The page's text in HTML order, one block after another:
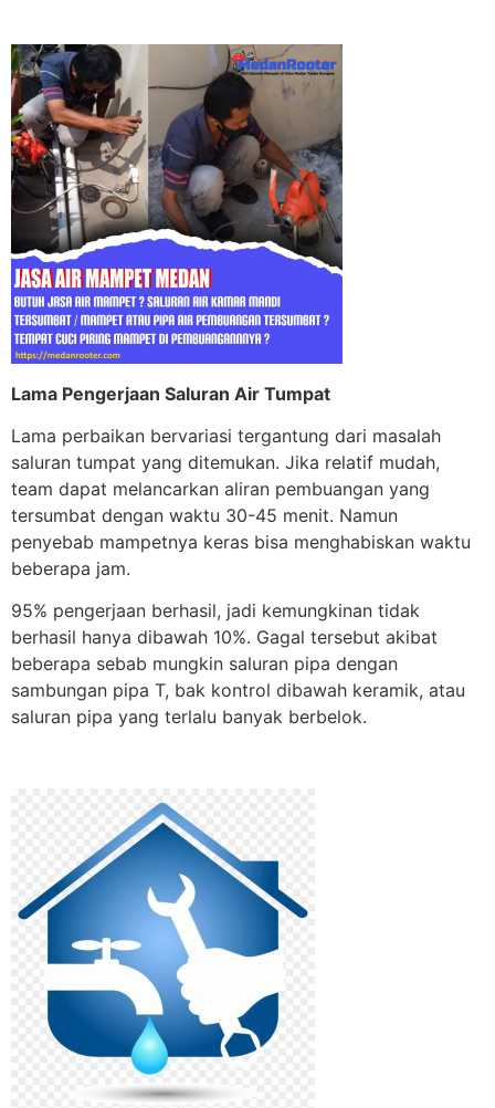
Lama Pengerjaan Saluran Air Tumpat
Lama perbaikan bervariasi tergantung dari masalah
saluran tumpat yang ditemukan. Jika relatif mudah,
team dapat melancarkan aliran pembuangan yang
tersumbat dengan waktu 30-45 menit. Namun
penyebab mampetnya keras bisa menghabiskan waktu
beberapa jam.
95% pengerjaan berhasil, jadi kemungkinan tidak
berhasil hanya dibawah 10%. Gagal tersebut akibat
beberapa sebab mungkin saluran pipa dengan
sambungan pipa T, bak kontrol dibawah keramik, atau
saluran pipa yang terlalu banyak berbelok.